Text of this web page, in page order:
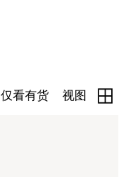
仅看有货 视图